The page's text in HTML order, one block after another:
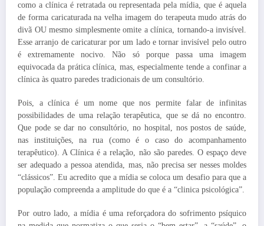
como a clínica é retratada ou representada pela mídia, que é aquela
de forma caricaturada na velha imagem do terapeuta mudo atrás do
divã OU mesmo simplesmente omite a clínica, tornando-a invisível.
Esse arranjo de caricaturar por um lado e tornar invisível pelo outro
é extremamente nocivo. Não só porque passa uma imagem
equivocada da prática clínica, mas, especialmente tende a confinar a
clínica às quatro paredes tradicionais de um consultório.
Pois, a clínica é um nome que nos permite falar de infinitas
possibilidades de uma relação terapêutica, que se dá no encontro.
Que pode se dar no consultório, no hospital, nos postos de saúde,
nas instituições, na rua (como é o caso do acompanhamento
terapêutico). A Clínica é a relação, não são paredes. O espaço deve
ser adequado a pessoa atendida, mas, não precisa ser nesses moldes
“clássicos”. Eu acredito que a mídia se coloca um desafio para que a
população compreenda a amplitude do que é a “clinica psicológica”.
Por outro lado, a mídia é uma reforçadora do sofrimento psíquico